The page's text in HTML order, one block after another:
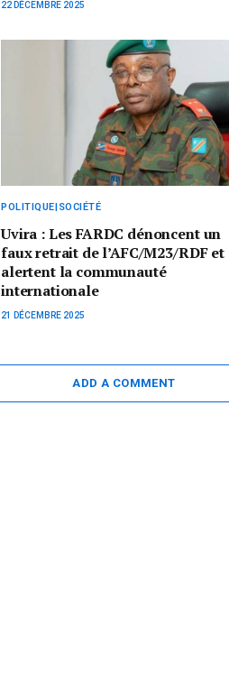
22 DÉCEMBRE 2025
POLITIQUE|SOCIÉTÉ
Uvira : Les FARDC dénoncent un
faux retrait de l’AFC/M23/RDF et
alertent la communauté
internationale
21 DÉCEMBRE 2025
ADD A COMMENT